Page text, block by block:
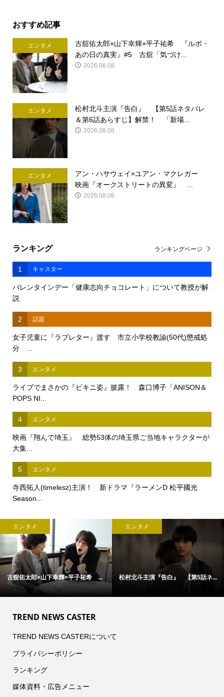
おすすめ記事
エンタメ
古舘佑太郎×山下幸輝×平子祐希 『ルポ・
あの日の真実』#5 古舘「気づけ...
2026.08.08
エンタメ
松村北斗主演『告白』 【第5話ネタバレ
＆第6話あらすじ】解禁！ 「新場...
2026.08.08
エンタメ
アン・ハサウェイ×ユアン・マクレガー
映画『オークストリートの異変』 ...
2026.08.08
ランキング
1 キャスター
バレンタインデー「健康志向チョコレート」について教授が解
説
2 話題
女子児童に『ラブレター』渡す 市立小学校教諭(50代)懲戒処
分 ...
3 エンタメ
ライブでまさかの『ビキニ姿』披露！ 森口博子「ANISON＆
POPS NI...
4 エンタメ
映画『翔んで埼玉』 総勢53体の埼玉県ご当地キャラクターが
大集...
5 エンタメ
寺西拓人(timelesz)主演！ 新ドラマ『ラーメンD 松平國光
Season...
ランキングページ
エンタメ
古舘佑太郎×山下幸輝×平子祐希 ...
エンタメ
松村北斗主演『告白』 【第5話ネ...
TREND NEWS CASTER
TREND NEWS CASTERについて
プライバシーポリシー
ランキング
媒体資料・広告メニュー